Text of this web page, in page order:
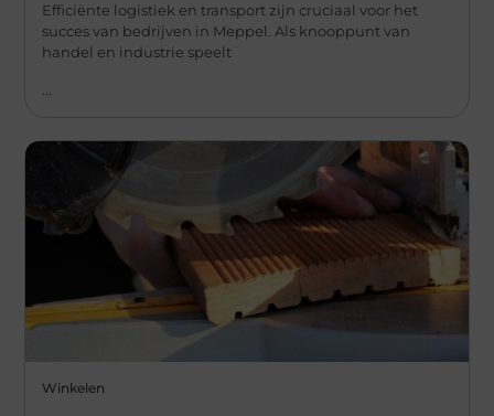
Efficiënte logistiek en transport zijn cruciaal voor het
succes van bedrijven in Meppel. Als knooppunt van
handel en industrie speelt
Winkelen